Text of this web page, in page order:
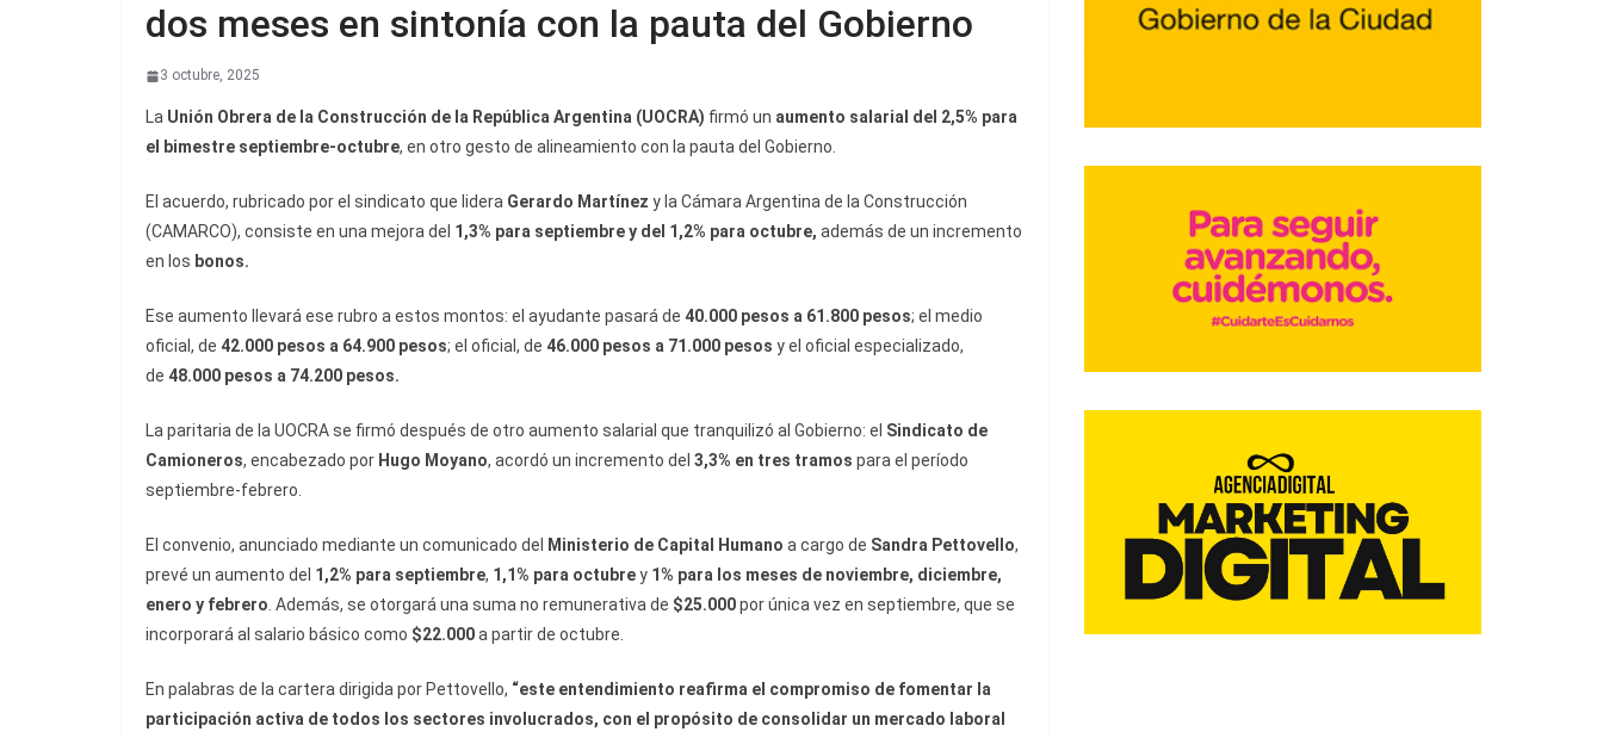
dos meses en sintonía con la pauta del Gobierno
3 octubre, 2025
La Unión Obrera de la Construcción de la República Argentina (UOCRA) firmó un aumento salarial del 2,5% para
el bimestre septiembre-octubre, en otro gesto de alineamiento con la pauta del Gobierno.
El acuerdo, rubricado por el sindicato que lidera Gerardo Martínez y la Cámara Argentina de la Construcción
(CAMARCO), consiste en una mejora del 1,3% para septiembre y del 1,2% para octubre, además de un incremento
en los bonos.
Ese aumento llevará ese rubro a estos montos: el ayudante pasará de 40.000 pesos a 61.800 pesos; el medio
oficial, de 42.000 pesos a 64.900 pesos; el oficial, de 46.000 pesos a 71.000 pesos y el oficial especializado,
de 48.000 pesos a 74.200 pesos.
La paritaria de la UOCRA se firmó después de otro aumento salarial que tranquilizó al Gobierno: el Sindicato de
Camioneros, encabezado por Hugo Moyano, acordó un incremento del 3,3% en tres tramos para el período
septiembre-febrero.
El convenio, anunciado mediante un comunicado del Ministerio de Capital Humano a cargo de Sandra Pettovello,
prevé un aumento del 1,2% para septiembre, 1,1% para octubrey 1% para los meses de noviembre, diciembre,
enero y febrero. Además, se otorgará una suma no remunerativa de $25.000por única vez en septiembre, que se
incorporará al salario básico como $22.000a partir de octubre.
En palabras de la cartera dirigida por Pettovello, “este entendimiento reafirma el compromiso de fomentar la
participación activa de todos los sectores involucrados, con el propósito de consolidar un mercado laboral